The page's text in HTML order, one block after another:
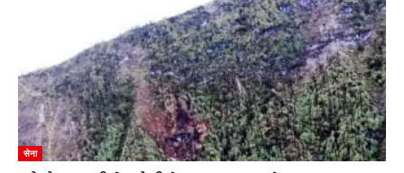
सेना